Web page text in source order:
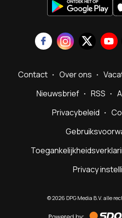
Contact Over ons
Nieuwsbrief
RSS
Privacybeleid
Privacy
©2026 DPG Media B.V. alle
by